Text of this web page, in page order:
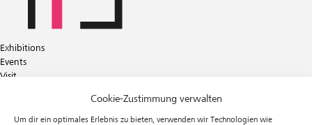
Cookie-Zustimmung verwalten
Um dir ein optimales Erlebnis zu bieten, verwenden wir Technologien wie
Exhibitions
Events
Visit
Förderverein f³